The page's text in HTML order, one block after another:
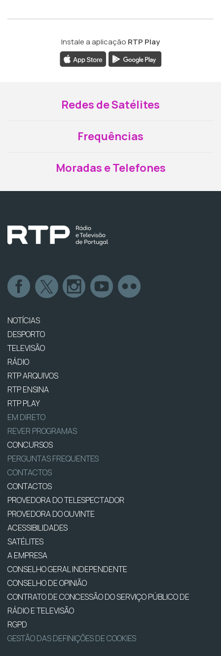
Instale a aplicação RTP Play
Redes de Satélites
Frequências
Moradas e Telefones
NOTÍCIAS
DESPORTO
TELEVISÃO
RÁDIO
RTP ARQUIVOS
RTP ENSINA
RTP PLAY
EM DIRETO
REVER PROGRAMAS
CONCURSOS
PERGUNTAS FREQUENTES
CONTACTOS
CONTACTOS
PROVEDORA DO TELESPECTADOR
PROVEDORA DO OUVINTE
ACESSIBILIDADES
SATÉLITES
A EMPRESA
CONSELHO GERAL INDEPENDENTE
CONSELHO DE OPINIÃO
CONTRATO DE CONCESSÃO DO SERVIÇO PÚBLICO DE
RÁDIO E TELEVISÃO
RGPD
GESTÃO DAS DEFINIÇÕES DE COOKIES